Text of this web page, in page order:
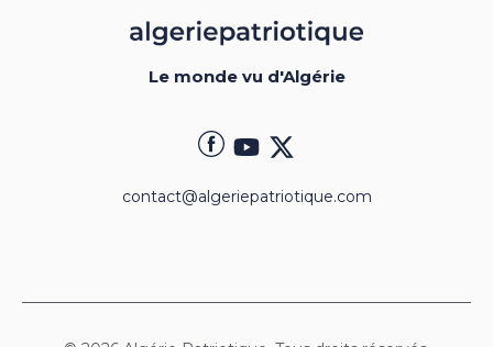
Le monde vu d'Algérie
contact@algeriepatriotique.com